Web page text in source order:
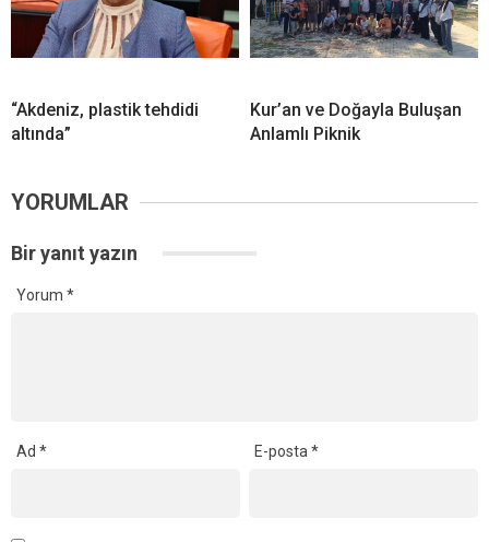
“Akdeniz, plastik tehdidi
altında”
Kur’an ve Doğayla Buluşan
Anlamlı Piknik
YORUMLAR
Bir yanıt yazın
Yorum *
Ad * E-posta*